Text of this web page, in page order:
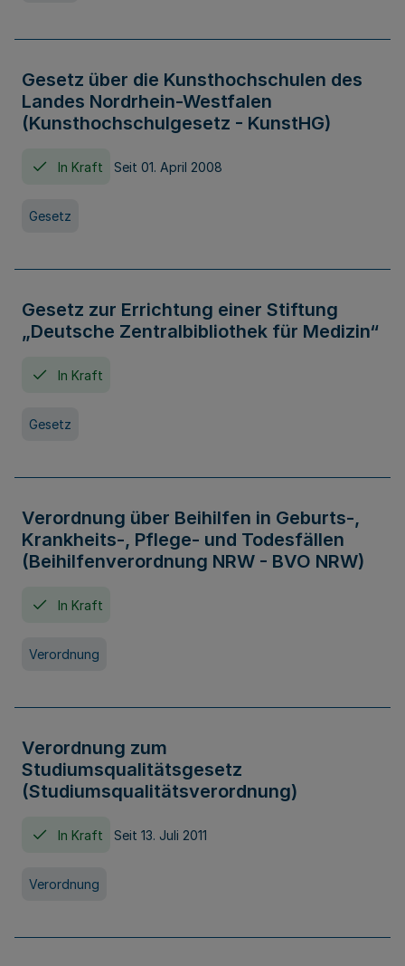
Gesetz über die Kunsthochschulen des
Landes Nordrhein-Westfalen
(Kunsthochschulgesetz - KunstHG)
In Kraft Seit 01. April 2008
Gesetz
Gesetz zur Errichtung einer Stiftung
„Deutsche Zentralbibliothek für Medizin“
In Kraft
Gesetz
Verordnung über Beihilfen in Geburts-,
Krankheits-, Pflege- und Todesfällen
(Beihilfenverordnung NRW - BVO NRW)
In Kraft
Verordnung
Verordnung zum
Studiumsqualitätsgesetz
(Studiumsqualitätsverordnung)
In Kraft Seit 13. Juli 2011
Verordnung